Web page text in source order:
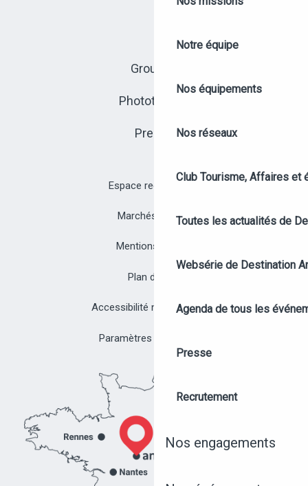
Notre équipe
Nos équipements
Nos réseaux
Club Tourisme, Affaires et
Toutes les actualités de
Websérie de Destination
Agenda de tous les
Presse
Recrutement
Nos engagements
Groupes
Photothèque
Presse
Espace recrutement
Marchés publics
Mentions légales
Plan du site
Accessibilité non conforme
Paramètres des cookies